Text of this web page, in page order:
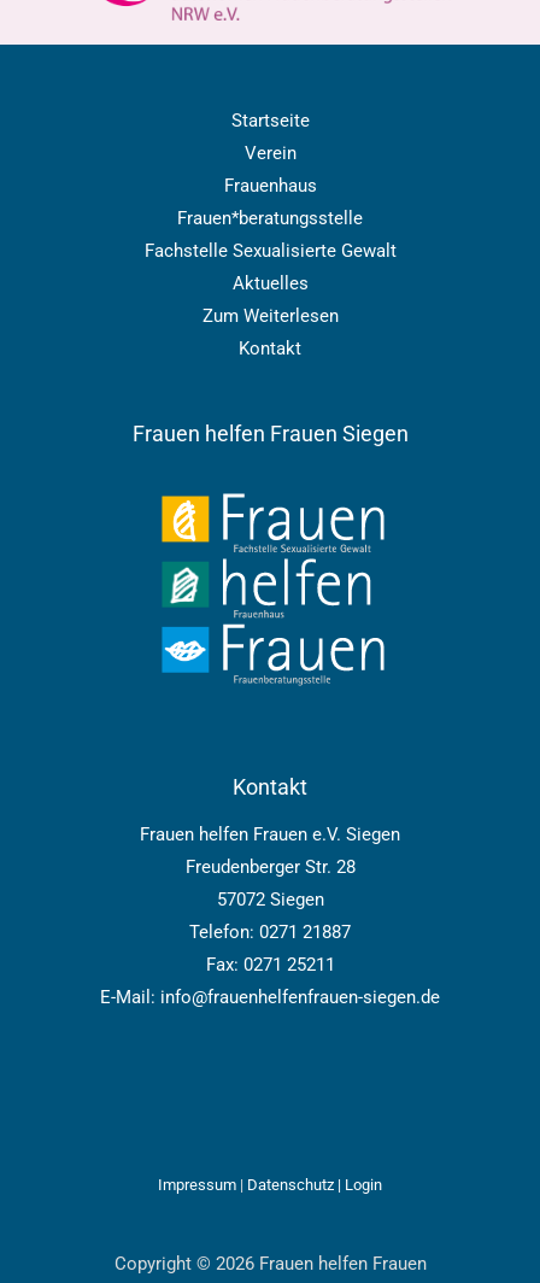
Startseite
Verein
Frauenhaus
Frauen*beratungsstelle
Fachstelle Sexualisierte Gewalt
Aktuelles
Zum Weiterlesen
Kontakt
Frauen helfen Frauen Siegen
Kontakt
Frauen helfen Frauen e.V. Siegen
Freudenberger Str. 28
57072 Siegen
Telefon: 0271 21887
Fax: 0271 25211
E-Mail: info@frauenhelfenfrauen-siegen.de
Copyright © 2026 Frauen helfen Frauen
Impressum | Datenschutz | Login